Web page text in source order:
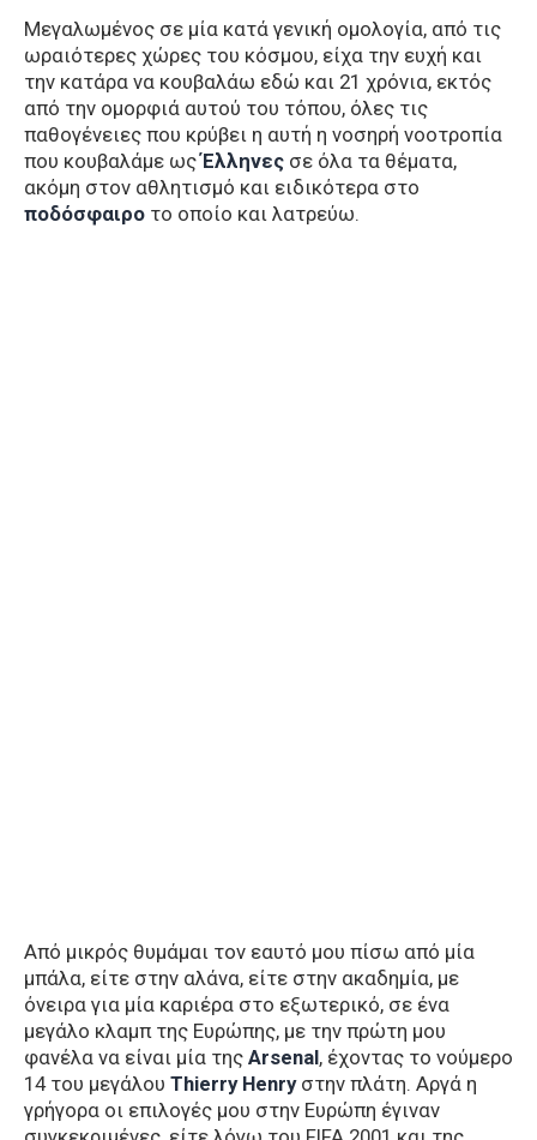
Μεγαλωμένος σε μία κατά γενική ομολογία, από τις
ωραιότερες χώρες του κόσμου, είχα την ευχή και
την κατάρα να κουβαλάω εδώ και 21 χρόνια, εκτός
από την ομορφιά αυτού του τόπου, όλες τις
παθογένειες που κρύβει η αυτή η νοσηρή νοοτροπία
που κουβαλάμε ωςΈλληνες σε όλα τα θέματα,
ακόμη στον αθλητισμό και ειδικότερα στο
ποδόσφαιρο το οποίο και λατρεύω.
Από μικρός θυμάμαι τον εαυτό μου πίσω από μία
μπάλα, είτε στην αλάνα, είτε στην ακαδημία, με
όνειρα για μία καριέρα στο εξωτερικό, σε ένα
μεγάλο κλαμπ της Ευρώπης, με την πρώτη μου
φανέλα να είναι μία της Arsenal, έχοντας το νούμερο
14 του μεγάλου Thierry Henryστην πλάτη. Αργά η
γρήγορα οι επιλογές μου στην Ευρώπη έγιναν